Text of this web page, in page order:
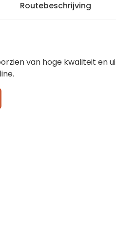
Routebeschrijving
van hoge kwaliteit en